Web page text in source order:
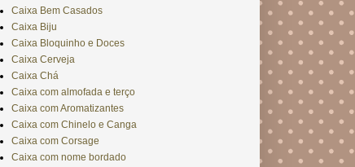
Caixa Bem Casados
Caixa Biju
Caixa Bloquinho e Doces
Caixa Cerveja
Caixa Chá
Caixa com almofada e terço
Caixa com Aromatizantes
Caixa com Chinelo e Canga
Caixa com Corsage
Caixa com nome bordado